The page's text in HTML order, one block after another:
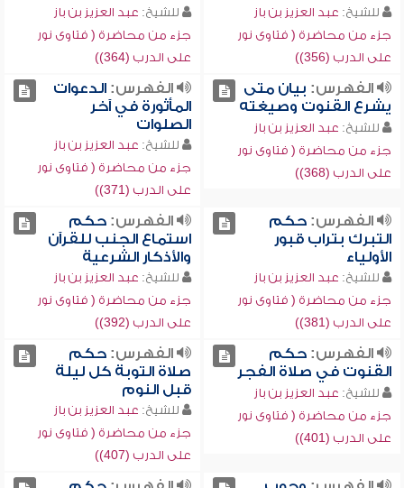
للشيخ: عبد العزيز بن باز
جزء من محاضرة ( فتاوى نور
على الدرب (356))
للشيخ: عبد العزيز بن باز
جزء من محاضرة ( فتاوى نور
على الدرب (364))
الفهرس: بيان متى
يشرع القنوت وصيغته
للشيخ: عبد العزيز بن باز
جزء من محاضرة ( فتاوى نور
على الدرب (368))
الفهرس:الدعوات
المأثورة في آخر
الصلوات
للشيخ: عبد العزيز بن باز
جزء من محاضرة ( فتاوى نور
على الدرب (371))
الفهرس:حكم
التبرك بتراب قبور
الأولياء
للشيخ: عبد العزيز بن باز
جزء من محاضرة ( فتاوى نور
على الدرب (381))
الفهرس:حكم
استماع الجنب للقرآن
والأذكار الشرعية
للشيخ: عبد العزيز بن باز
جزء من محاضرة ( فتاوى نور
على الدرب (392))
الفهرس:حكم
القنوت في صلاة الفجر
للشيخ: عبد العزيز بن باز
جزء من محاضرة ( فتاوى نور
على الدرب (401))
الفهرس:حكم
صلاة التوبة كل ليلة
قبل النوم
للشيخ: عبد العزيز بن باز
جزء من محاضرة ( فتاوى نور
على الدرب (407))